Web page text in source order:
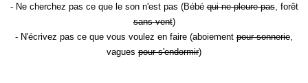
- Ne cherchez pas ce que le son n'est pas (Bébéqui ne pleure pas, forêt
sans vent)
- N'écrivez pas ce que vous voulez en faire (aboiement pour sonnerie
vagues pour s'endormir)